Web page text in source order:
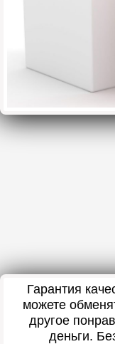
Гарантия
можете
другое
деньги.